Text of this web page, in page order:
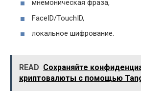
мнемоническая фраза,
FaceID/TouchID,
локальное шифрование.
READ Сохраняйте
криптовалюты с помощью